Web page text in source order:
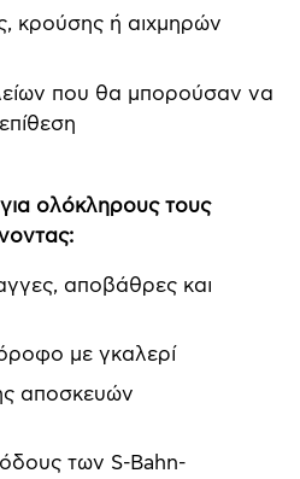
κρούσης ή αιχμηρών
που θα μπορούσαν να
ολόκληρους τους
αποβάθρες και
με γκαλερί
αποσκευών
των S-Bahn-